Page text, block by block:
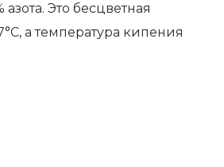
Это бесцветная
а температура кипения